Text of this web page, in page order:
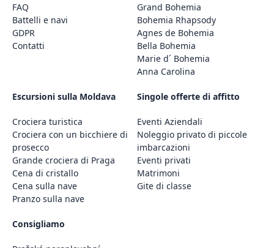
FAQ
Battelli e navi
GDPR
Contatti
Grand Bohemia
Bohemia Rhapsody
Agnes de Bohemia
Bella Bohemia
Marie d´ Bohemia
Anna Carolina
Escursioni sulla Moldava
Crociera turistica
Crociera con un bicchiere di
prosecco
Grande crociera di Praga
Cena di cristallo
Cena sulla nave
Pranzo sulla nave
Singole offerte di affitto
Eventi Aziendali
Noleggio privato di piccole
imbarcazioni
Eventi privati
Matrimoni
Gite di classe
Consigliamo